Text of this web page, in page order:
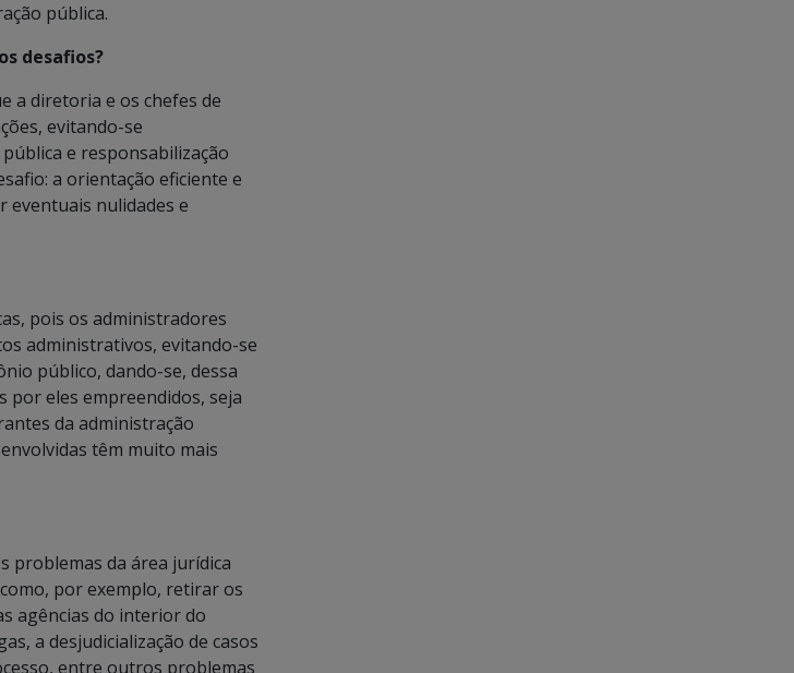
pública.
desafios?
a diretoria e os chefes de
evitando-se
e responsabilização
a orientação eficiente e
nulidades e
pois os administradores
administrativos, evitando-se
público, dando-se, dessa
por eles empreendidos, seja
da administração
têm muito mais
problemas da área jurídica
por exemplo, retirar os
agências do interior do
a desjudicialização de casos
entre outros problemas